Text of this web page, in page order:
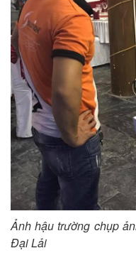
Ảnh hậu trường chụp
Đại Lải